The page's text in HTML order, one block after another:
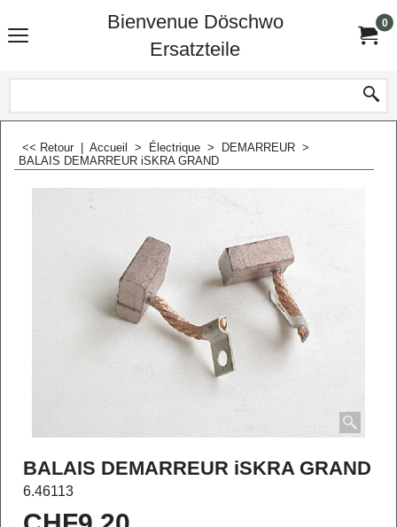
Bienvenue Döschwo
Ersatzteile
0
<< Retour Accueil > Électrique > DEMARREUR >
BALAIS DEMARREUR iSKRA GRAND
BALAIS DEMARREUR iSKRA GRAND
6.46113